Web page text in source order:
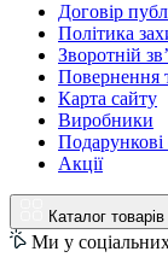
Договір
Політика
Зворотній
Повернення
Карта сайту
Виробники
Подарункові
Акції
Каталог товарів
Ми у